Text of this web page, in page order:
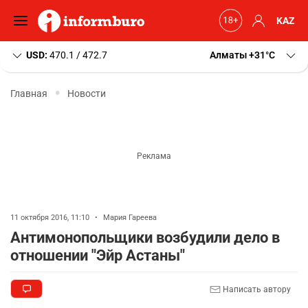
KAZ
USD: 470.1 / 472.7 Алматы+31 C
Главная Новости
11 октября 2016, 11:10 • Мария Гареева
Антимонопольщики возбудили дело в
отношении "Эйр Астаны"
Написать автору